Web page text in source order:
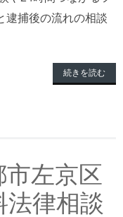
逮捕後の流れの相談
続きを読む
左京区
法律相談